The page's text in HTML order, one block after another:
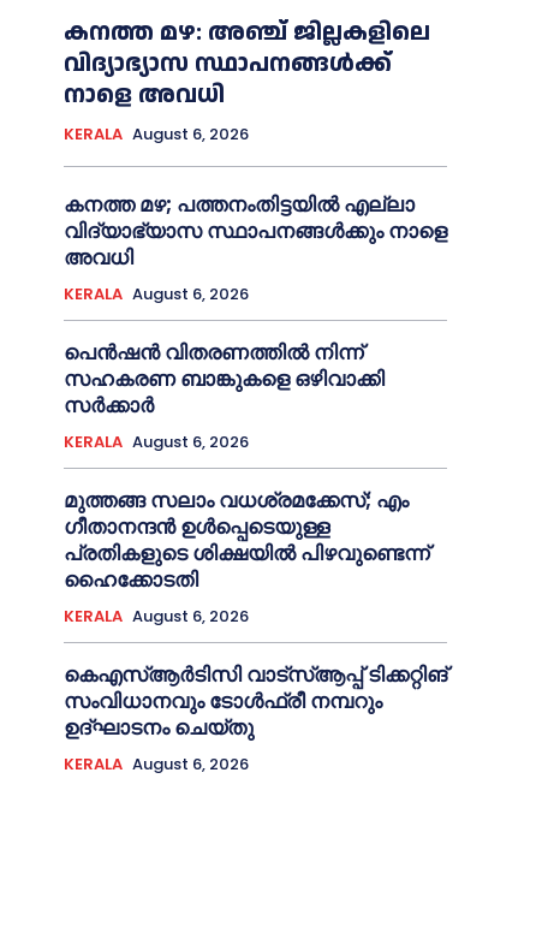
കനത്ത മഴ: അഞ്ച് ജില്ലകളിലെ
വിദ്യാഭ്യാസ സ്ഥാപനങ്ങൾക്ക്
നാളെ അവധി
KERALA August 6, 2026
കനത്ത മഴ; പത്തനംതിട്ടയില്‍ എല്ലാ
വിദ്യാഭ്യാസ സ്ഥാപനങ്ങള്‍ക്കും നാളെ
അവധി
KERALA August 6, 2026
പെൻഷൻ വിതരണത്തില്‍ നിന്ന്
സഹകരണ ബാങ്കുകളെ ഒഴിവാക്കി
സര്‍ക്കാര്‍
KERALA August 6, 2026
മുത്തങ്ങ സലാം വധശ്രമക്കേസ്; എം
ഗീതാനന്ദൻ ഉള്‍പ്പെടെയുള്ള
പ്രതികളുടെ ശിക്ഷയില്‍ പിഴവുണ്ടെന്ന്
ഹൈക്കോടതി
KERALA August 6, 2026
കെഎസ്‌ആര്‍ടിസി വാട്‌സ്‌ആപ്പ് ടിക്കറ്റിങ്
സംവിധാനവും ടോള്‍ഫ്രീ നമ്പറും
ഉദ്ഘാടനം ചെയ്തു
KERALA August 6, 2026